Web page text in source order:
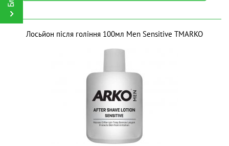
Лосьйон після гоління 100мл Men Sensitive ТМARKO